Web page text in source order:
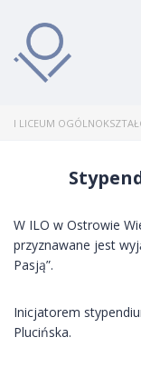
I LICEUM
W ILO w Ostrowie
przyznawane jest
Pasją”.
Inicjatorem
Plucińska.